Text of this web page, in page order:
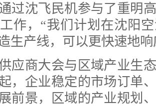
过沈飞民机参与了重明
作，“我们计划在沈阳
生产线，可以更快速地
商大会与区域产业生态
，企业稳定的市场订单
前景，区域的产业规划